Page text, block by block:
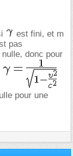
est fini, et m
pas
donc pour
pour une